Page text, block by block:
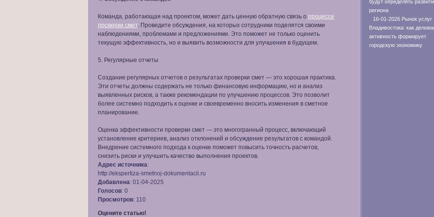
Команда, работающая над проектом, может дать ценную обратную связь о процессе
проверки смет. Проведите обсуждения, на которых сотрудники поделятся своими
наблюдениями, проблемами и предложениями. Это поможет не только оценить
текущую эффективность, но и выявить возможности для улучшения в будущем.
5. Регулярные отчеты
Создание регулярных отчетов о результатах проверки смет — это хорошая практика.
Эти отчеты должны содержать не только финансовую информацию, но и анализ
выявленных рисков, а также рекомендации по улучшению процессов. Это позволит
более системно подходить к оценке и своевременно вносить изменения в сметное
планирование.
Оценка эффективности проверки смет — это многогранный процесс, включающий
установление критериев, анализ отклонений и обсуждение результатов с командой.
Внедрение системного подхода к оценке поможет повысить точность расчетов,
снизить риски и улучшить качество выполнения проектов.
Адрес источника:
http://ekspertiza-smetnoj-dokumentacii.ru
Добавлена: 01-04-2025
Голосов: 0
Просмотров: 110
Оцените статью!
будут определять
региона
16-01-2026 Рынок услуг
Владивостока: как
активность формирует
городскую экономику